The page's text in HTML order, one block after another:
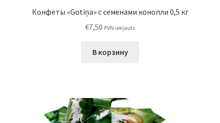
Конфеты «Gotiņa» с семенами конопли 0,5 кг
€7,50 PVN iekļauts
В корзину